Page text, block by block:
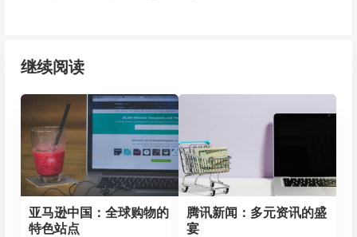
继续阅读
亚马逊中国：全球购物的
特色站点
腾讯新闻：多元资讯的盛
宴